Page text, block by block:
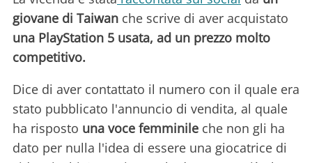
giovane di Taiwan che scrive di aver acquistato
una PlayStation 5 usata, ad un prezzo molto
competitivo.
Dice di aver contattato il numero con il quale era
stato pubblicato l'annuncio di vendita, al quale
ha risposto una voce femminile che non gli ha
dato per nulla l'idea di essere una giocatrice di